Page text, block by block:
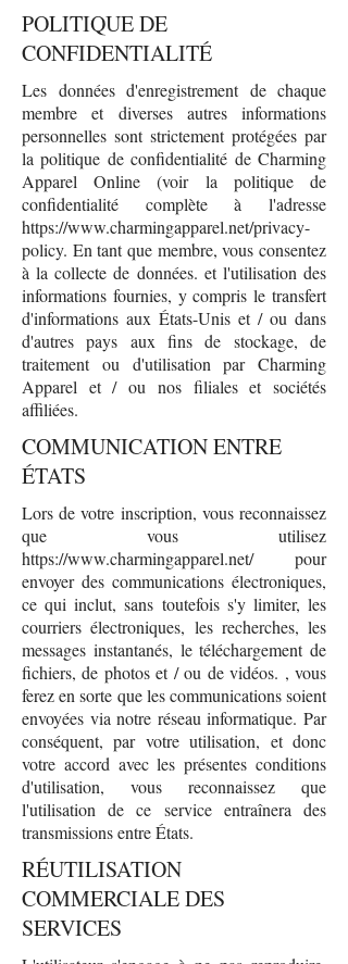
POLITIQUE DE
CONFIDENTIALITÉ
Les données d'enregistrement de chaque
membre et diverses autres informations
personnelles sont strictement protégées par
la politique de confidentialité de Charming
Apparel Online (voir la politique de
confidentialité complète à l'adresse
https://www.charmingapparel.net/privacy-
policy. En tant que membre, vous consentez
à la collecte de données. et l'utilisation des
informations fournies, y compris le transfert
d'informations aux États-Unis et / ou dans
d'autres pays aux fins de stockage, de
traitement ou d'utilisation par Charming
Apparel et / ou nos filiales et sociétés
affiliées.
COMMUNICATION ENTRE
ÉTATS
Lors de votre inscription, vous reconnaissez
que vous utilisez
https://www.charmingapparel.net/pour
envoyer des communications électroniques,
ce qui inclut, sans toutefois s'y limiter, les
courriers électroniques, les recherches, les
messages instantanés, le téléchargement de
fichiers, de photos et / ou de vidéos. , vous
ferez en sorte que les communications soient
envoyées via notre réseau informatique. Par
conséquent, par votre utilisation, et donc
votre accord avec les présentes conditions
d'utilisation, vous reconnaissez que
l'utilisation de ce service entraînera des
transmissions entre États.
RÉUTILISATION
COMMERCIALE DES
SERVICES